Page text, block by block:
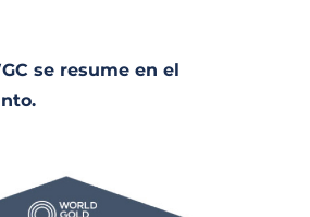
se resume en el